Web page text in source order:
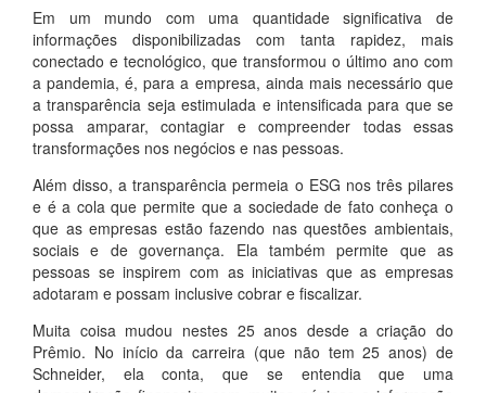
Em um mundo com uma quantidade significativa de
informações disponibilizadas com tanta rapidez, mais
conectado e tecnológico, que transformou o último ano com
a pandemia, é, para a empresa, ainda mais necessário que
a transparência seja estimulada e intensificada para que se
possa amparar, contagiar e compreender todas essas
transformações nos negócios e nas pessoas.
Além disso, a transparência permeia o ESG nos três pilares
e é a cola que permite que a sociedade de fato conheça o
que as empresas estão fazendo nas questões ambientais,
sociais e de governança. Ela também permite que as
pessoas se inspirem com as iniciativas que as empresas
adotaram e possam inclusive cobrar e fiscalizar.
Muita coisa mudou nestes 25 anos desde a criação do
Prêmio. No início da carreira (que não tem 25 anos) de
Schneider, ela conta, que se entendia que uma